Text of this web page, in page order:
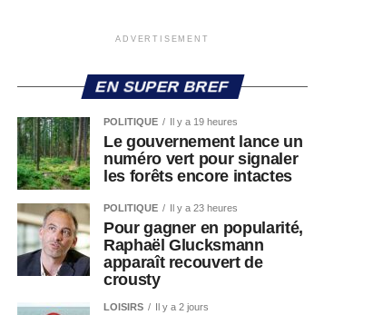
ADVERTISEMENT
EN SUPER BREF
POLITIQUE Il y a 19 heures
Le gouvernement lance un
numéro vert pour signaler
les forêts encore intactes
POLITIQUE Il y a 23 heures
Pour gagner en popularité,
Raphaël Glucksmann
apparaît recouvert de
crousty
LOISIRS Il y a 2 jours